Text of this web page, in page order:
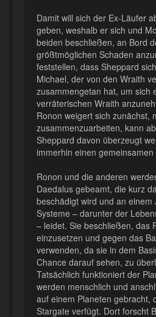
Damit will sich der Ex-Läufer
geben, weshalb er sich und
beiden beschließen, an Bord
größtmöglichen Schaden
feststellen, dass Sheppard
Michael, der von den Wraith
zusammengetan hat, um sich
verräterischen Wraith
Ronon weigert sich zunächst,
zusammenzuarbeiten, kann
Sheppard davon überzeugt
immerhin einen
Ronon und die anderen
Daedalus gebeamt, die kurz
beschädigt wird und an einem
Systeme – darunter der
– leidet. Sie beschließen, das
einzusetzen und gegen das
verwenden, da sie in dem
Chance darauf sehen, zu
Tatsächlich funktioniert der
werden menschlich und
auf einem Planeten gebracht,
Stargate verfügt. Dort forscht